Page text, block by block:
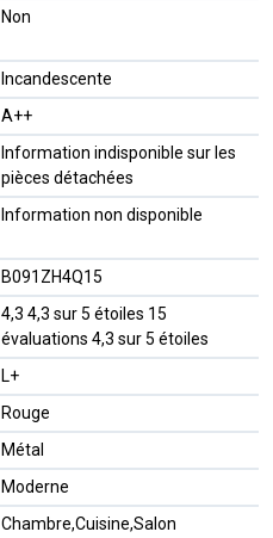
‎Non
‎Incandescente
‎A++
‎Information indisponible sur les
pièces détachées
‎Information non disponible
B091ZH4Q15
4,3 4,3 sur 5 étoiles 15
évaluations 4,3 sur 5 étoiles
L+
Rouge
Métal
Moderne
Chambre,Cuisine,Salon